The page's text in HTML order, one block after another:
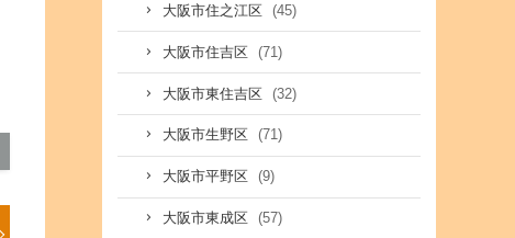
大阪市住之江区 (45)
大阪市住吉区 (71)
大阪市東住吉区 (32)
大阪市生野区 (71)
大阪市平野区 (9)
大阪市東成区 (57)